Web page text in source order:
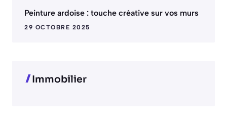
Peinture ardoise : touche créative sur vos murs
29 OCTOBRE 2025
Immobilier